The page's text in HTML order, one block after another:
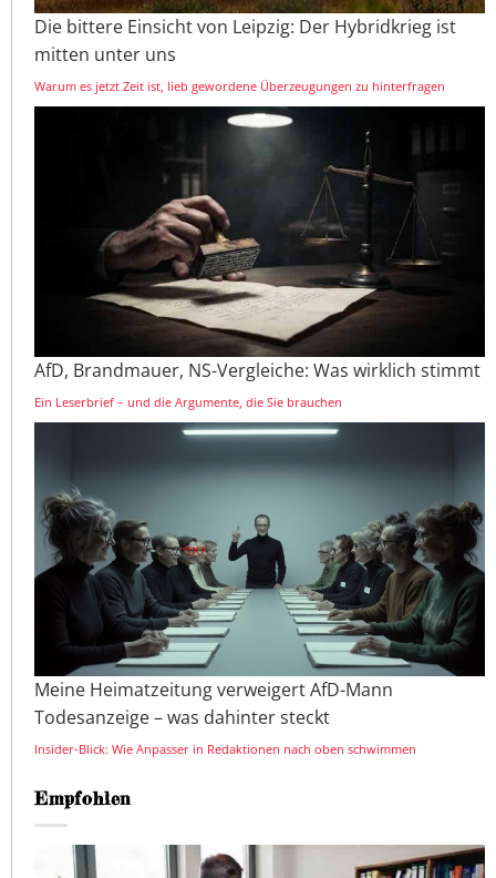
Die bittere Einsicht von Leipzig: Der Hybridkrieg ist
mitten unter uns
Warum es jetzt Zeit ist, lieb gewordene Überzeugungen zu hinterfragen
AfD, Brandmauer, NS-Vergleiche: Was wirklich stimmt
Ein Leserbrief – und die Argumente, die Sie brauchen
Meine Heimatzeitung verweigert AfD-Mann
Todesanzeige – was dahinter steckt
Insider-Blick: Wie Anpasser in Redaktionen nach oben schwimmen
Empfohlen